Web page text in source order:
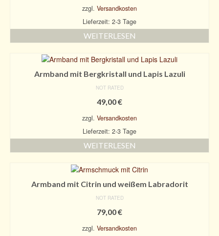
zzgl. Versandkosten
Lieferzeit: 2-3 Tage
WEITERLESEN
Armband mit Bergkristall und Lapis Lazuli
NOT RATED
49,00€
zzgl. Versandkosten
Lieferzeit: 2-3 Tage
WEITERLESEN
Armband mit Citrin und weißem Labradorit
NOT RATED
79,00€
zzgl. Versandkosten